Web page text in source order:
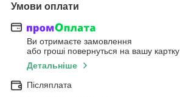
Умови оплати
Ви отримаєте замовлення
або гроші повернуться на вашу картку
Детальніше
Післяплата